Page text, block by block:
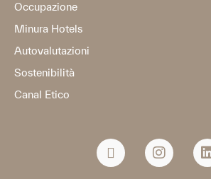
Occupazione
Minura Hotels
Autovalutazioni
Sostenibilità
Canal Etico